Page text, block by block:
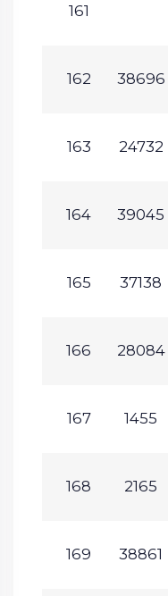
161
162 38696
163 24732
164 39045
165 37138
166 28084
167 1455
168 2165
169 38861